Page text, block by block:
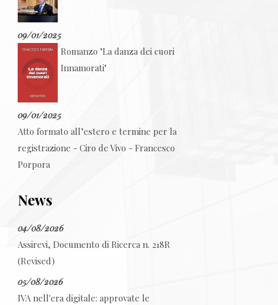
09/01/2025
Romanzo "La danza dei cuori
Innamorati"
09/01/2025
Atto formato all’estero e termine per la
registrazione - Ciro de Vivo - Francesco
Porpora
News
04/08/2026
Assirevi, Documento di Ricerca n. 218R
(Revised)
05/08/2026
IVA nell'era digitale: approvate le